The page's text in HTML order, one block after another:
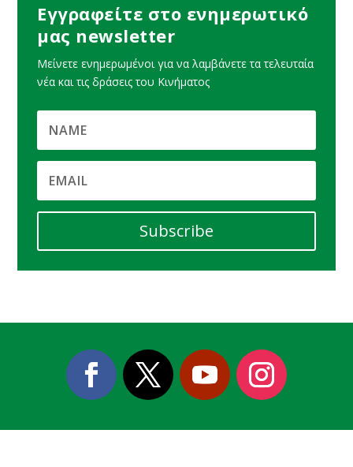
Εγγραφείτε στο ενημερωτικό
μας newsletter
Μείνετε ενημερωμένοι για να λαμβάνετε τα τελευταία
νέα και τις δράσεις του Κινήματος
Subscribe